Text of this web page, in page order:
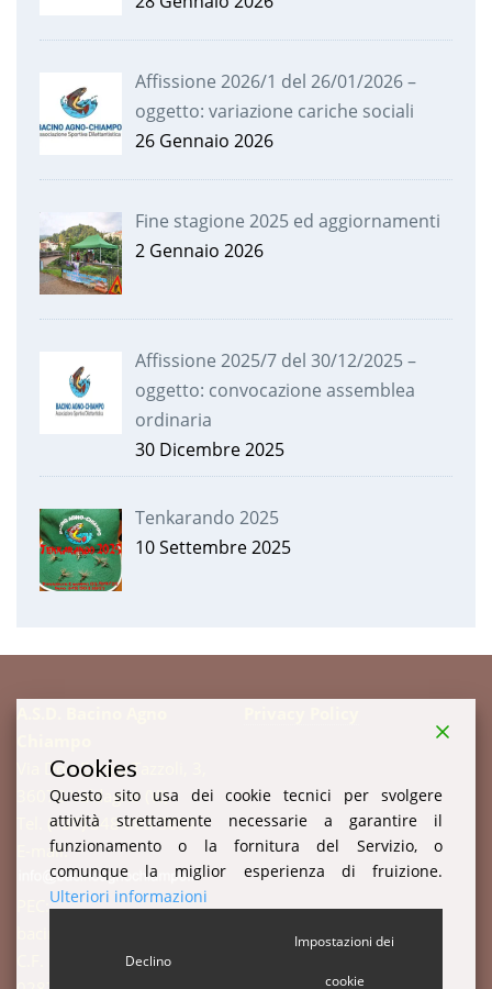
Affissione 2026/1 del 26/01/2026 –
oggetto: variazione cariche sociali
26 Gennaio 2026
Fine stagione 2025 ed aggiornamenti
2 Gennaio 2026
Affissione 2025/7 del 30/12/2025 –
oggetto: convocazione assemblea
ordinaria
30 Dicembre 2025
Tenkarando 2025
10 Settembre 2025
Via Don Enrico Tazzoli, 3,
36078 Valdagno (VI)
Tel. (+39) 348 003 3857
E-mail:
C.F. 94003520247 P.IVA:
Cookies
Questo sito usa dei cookie tecnici per svolgere
attività strettamente necessarie a garantire il
funzionamento o la fornitura del Servizio, o
comunque la miglior esperienza di fruizione.
Ulteriori informazioni
Declino
Impostazioni dei
cookie